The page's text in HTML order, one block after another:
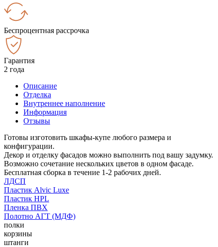
Беспроцентная рассрочка
Гарантия
2 года
Описание
Отделка
Внутреннее наполнение
Информация
Отзывы
Готовы изготовить шкафы-купе любого размера и
конфигурации.
Декор и отделку фасадов можно выполнить под вашу задумку.
Возможно сочетание нескольких цветов в одном фасаде.
Бесплатная сборка в течение 1-2 рабочих дней.
ЛДСП
Пластик Alvic Luxe
Пластик HPL
Пленка ПВХ
Полотно АГТ (МДФ)
полки
корзины
штанги